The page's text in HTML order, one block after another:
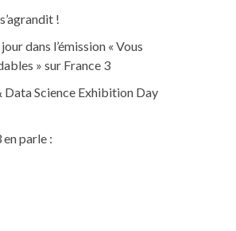
!
dans l’émission « Vous
» sur France 3
Data Science Exhibition Day
en parle :